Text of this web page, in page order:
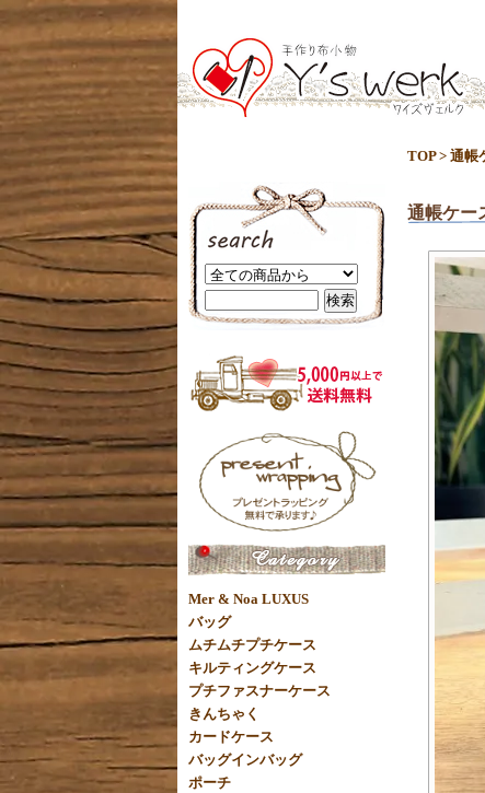
TOP> 通帳
通帳ケー
Mer & Noa LUXUS
バッグ
ムチムチプチケース
キルティングケース
プチファスナーケース
きんちゃく
カードケース
バッグインバッグ
ポーチ